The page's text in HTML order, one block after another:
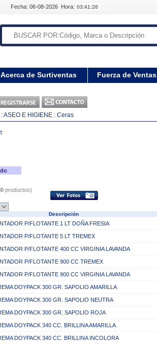
Fecha: 06-08-2026 Hora:
Acerca de Surtiventas Fuerza de Ventas
: ASEO E HIGIENE : Ceras
productos)
Descripción
P/FLOTANTE 1 LT DOÑA FRESIA
P/FLOTANTE 5 LT TREMEX
P/FLOTANTE 400 CC VIRGINIA LAVANDA
P/FLOTANTE 900 CC TREMEX
P/FLOTANTE 900 CC VIRGINIA LAVANDA
DOYPACK 300 GR. SAPOLIO AMARILLA
DOYPACK 300 GR. SAPOLIO NEUTRA
DOYPACK 300 GR. SAPOLIO ROJA
DOYPACK 340 CC. BRILLINA AMARILLA
DOYPACK 340 CC. BRILLINA INCOLORA